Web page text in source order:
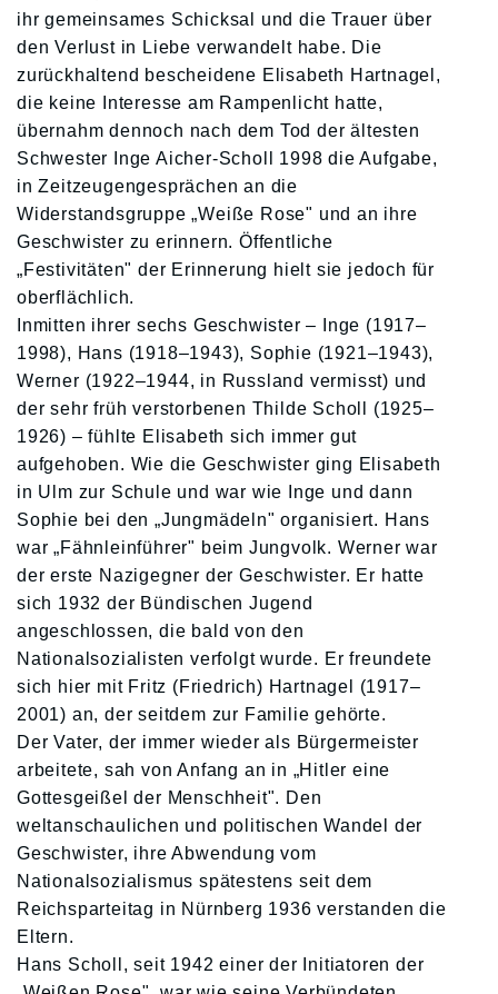
ihr gemeinsames Schicksal und die Trauer über
den Verlust in Liebe verwandelt habe. Die
zurückhaltend bescheidene Elisabeth Hartnagel,
die keine Interesse am Rampenlicht hatte,
übernahm dennoch nach dem Tod der ältesten
Schwester Inge Aicher-Scholl 1998 die Aufgabe,
in Zeitzeugengesprächen an die
Widerstandsgruppe „Weiße Rose" und an ihre
Geschwister zu erinnern. Öffentliche
„Festivitäten" der Erinnerung hielt sie jedoch für
oberflächlich.
Inmitten ihrer sechs Geschwister – Inge (1917–
1998), Hans (1918–1943), Sophie (1921–1943),
Werner (1922–1944, in Russland vermisst) und
der sehr früh verstorbenen Thilde Scholl (1925–
1926) – fühlte Elisabeth sich immer gut
aufgehoben. Wie die Geschwister ging Elisabeth
in Ulm zur Schule und war wie Inge und dann
Sophie bei den „Jungmädeln" organisiert. Hans
war „Fähnleinführer" beim Jungvolk. Werner war
der erste Nazigegner der Geschwister. Er hatte
sich 1932 der Bündischen Jugend
angeschlossen, die bald von den
Nationalsozialisten verfolgt wurde. Er freundete
sich hier mit Fritz (Friedrich) Hartnagel (1917–
2001) an, der seitdem zur Familie gehörte.
Der Vater, der immer wieder als Bürgermeister
arbeitete, sah von Anfang an in „Hitler eine
Gottesgeißel der Menschheit". Den
weltanschaulichen und politischen Wandel der
Geschwister, ihre Abwendung vom
Nationalsozialismus spätestens seit dem
Reichsparteitag in Nürnberg 1936 verstanden die
Eltern.
Hans Scholl, seit 1942 einer der Initiatoren der